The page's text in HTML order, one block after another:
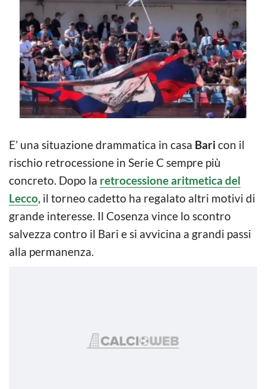
E’ una situazione drammatica in casa Bari con il
rischio retrocessione in Serie C sempre più
concreto. Dopo la retrocessione aritmetica del
Lecco, il torneo cadetto ha regalato altri motivi di
grande interesse. Il Cosenza vince lo scontro
salvezza contro il Bari e si avvicina a grandi passi
alla permanenza.